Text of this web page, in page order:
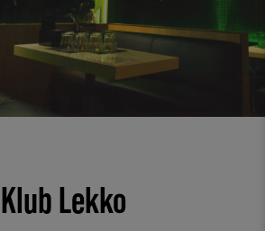
Klub Lekko